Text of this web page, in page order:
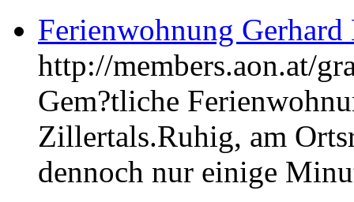
Ferienwohnung
http://members.aon.at/
Gem?tliche
Zillertals.Ruhig, am
dennoch nur einige